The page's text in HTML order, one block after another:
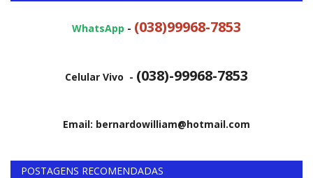
WhatsApp - (038)99968-7853
Celular Vivo - (038)-99968-7853
Email: bernardowilliam@hotmail.com
POSTAGENS RECOMENDADAS